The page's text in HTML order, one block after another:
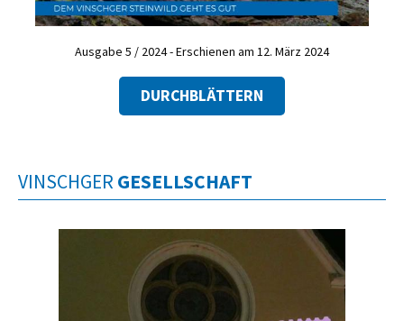
Ausgabe 5 / 2024 - Erschienen am 12. März 2024
DURCHBLÄTTERN
VINSCHGER GESELLSCHAFT